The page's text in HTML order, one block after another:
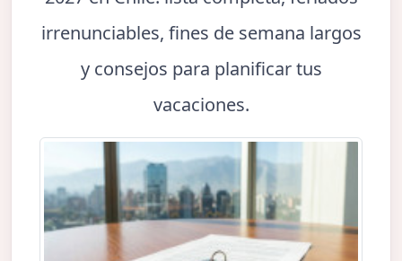
irrenunciables, fines de semana largos
y consejos para planificar tus
vacaciones.